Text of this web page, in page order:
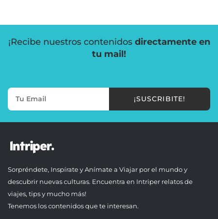
¡Recibe nuestros contenidos directamente en
tu mail!
¡SUSCRIBITE!
Sorpréndete, Inspírate y Anímate a Viajar por el mundo y
descubrir nuevas culturas. Encuentra en Intriper relatos de
viajes, tips y mucho más!
Tenemos los contenidos que te interesan.